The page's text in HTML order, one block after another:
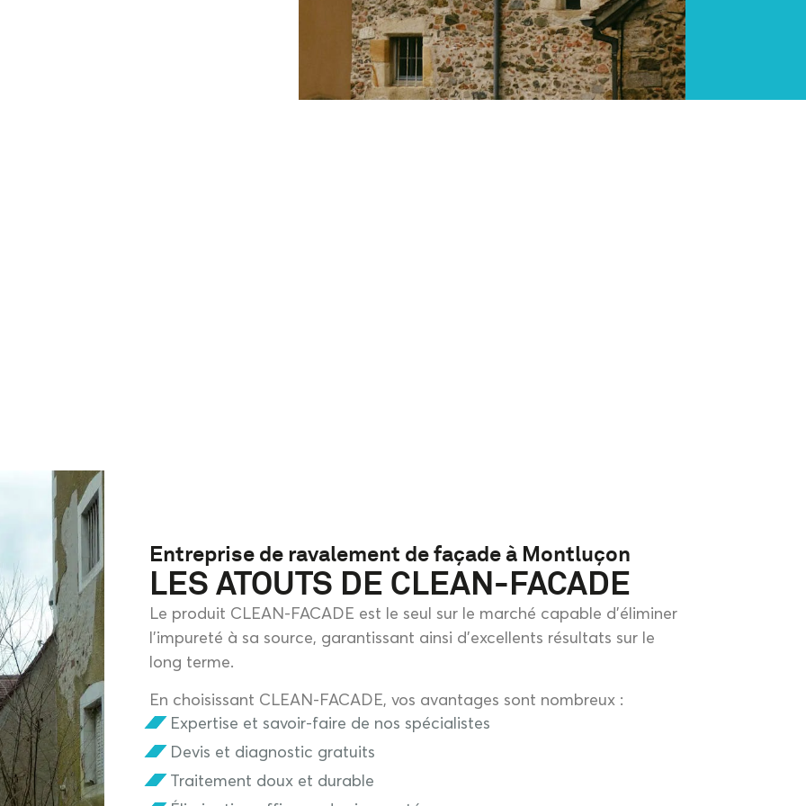
Entreprise de ravalement de façade à Montluçon
LES ATOUTS DE CLEAN-FACADE
Le produit CLEAN-FACADE est le seul sur le marché capable d’éliminer
l’impureté à sa source, garantissant ainsi d’excellents résultats sur le
long terme.
En choisissant CLEAN-FACADE, vos avantages sont nombreux :
Expertise et savoir-faire de nos spécialistes
Devis et diagnostic gratuits
Traitement doux et durable